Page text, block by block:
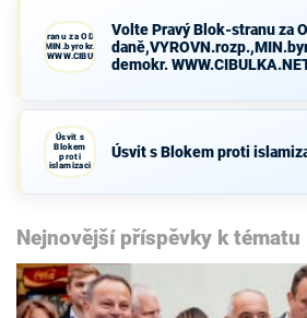
Blok-stranu za ODVOLAT.polit.,NÍZKÉ
demokr. WWW.CIBULKA.NET
Volte Pravý Blok-stranu za
demokr.
Úsvit s
Blokem
proti
islamizaci
Úsvit s Blokem proti
Nejnovější příspěvky k tématu